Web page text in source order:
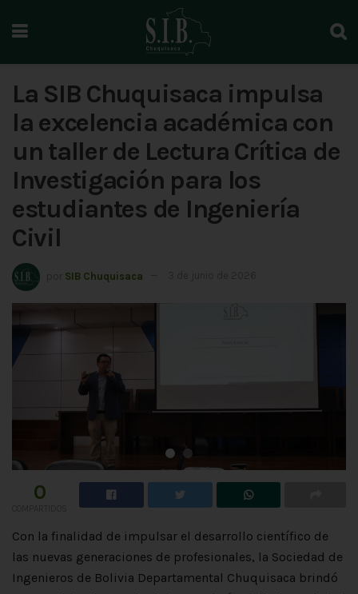
La SIB Chuquisaca impulsa
la excelencia académica con
un taller de Lectura Crítica de
Investigación para los
estudiantes de Ingeniería
Civil
SIB Chuquisaca
0
Con la finalidad de impulsar el desarrollo científico de
las nuevas generaciones de profesionales, la Sociedad de
Ingenieros de Bolivia Departamental Chuquisaca brindó